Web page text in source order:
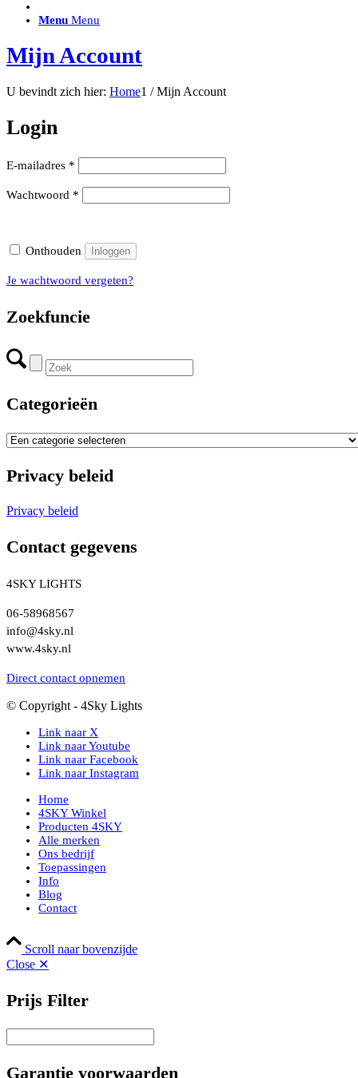
ACCESSOIRES/ AANSLUITMATERIAAL
Can-bus interface
Accessoires Lazer
Installatiemateriaal
LED ACHTERLICHTEN
SALES LEDVERLICHTING
Aanbiedingen
Menu Menu
Mijn Account
U bevindt zich hier: Home1 / Mijn Account
Login
E-mailadres *
Wachtwoord *
Onthouden Inloggen
Je wachtwoord vergeten?
Zoekfuncie
Categorieën
Privacy beleid
Privacy beleid
Contact gegevens
4SKY LIGHTS
06-58968567
info@4sky.nl
www.4sky.nl
Direct contact opnemen
© Copyright - 4Sky Lights
Link naar X
Link naar Youtube
Link naar Facebook
Link naar Instagram
Home
4SKY Winkel
Producten 4SKY
Alle merken
Ons bedrijf
Toepassingen
Info
Blog
Contact
Scroll naar bovenzijde
Close ✕
Prijs Filter
Garantie voorwaarden